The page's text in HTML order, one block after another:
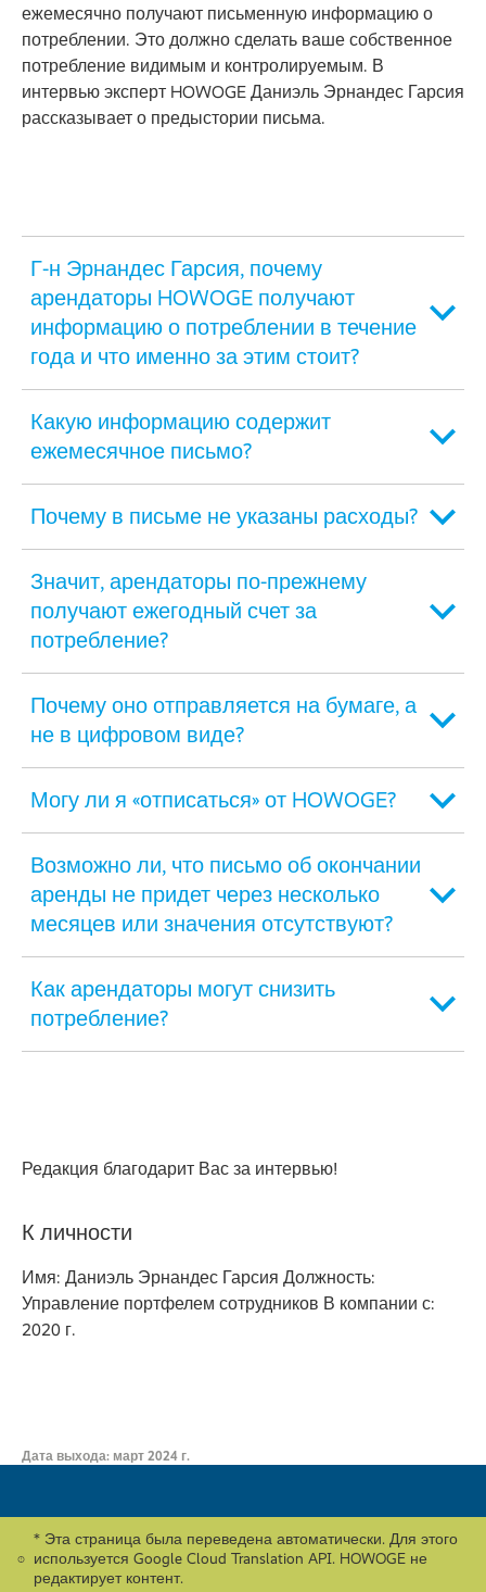
ежемесячно получают письменную информацию о
потреблении. Это должно сделать ваше собственное
потребление видимым и контролируемым. В
интервью эксперт HOWOGE Даниэль Эрнандес Гарсия
рассказывает о предыстории письма.
Г-н Эрнандес Гарсия, почему
арендаторы HOWOGE получают
информацию о потреблении в течение
года и что именно за этим стоит?
Какую информацию содержит
ежемесячное письмо?
Почему в письме не указаны расходы?
Значит, арендаторы по-прежнему
получают ежегодный счет за
потребление?
Почему оно отправляется на бумаге, а
не в цифровом виде?
Могу ли я «отписаться» от HOWOGE?
Возможно ли, что письмо об окончании
аренды не придет через несколько
месяцев или значения отсутствуют?
Как арендаторы могут снизить
потребление?
Редакция благодарит Вас за интервью!
К личности
Имя: Даниэль Эрнандес Гарсия Должность:
Управление портфелем сотрудников В компании с:
2020 г.
Дата выхода: март 2024 г.
* Эта страница была переведена автоматически. Для этого
используется Google Cloud Translation API. HOWOGE не
редактирует контент.